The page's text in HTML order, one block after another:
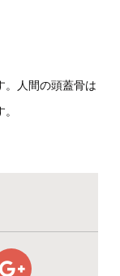
。人間の頭蓋骨は